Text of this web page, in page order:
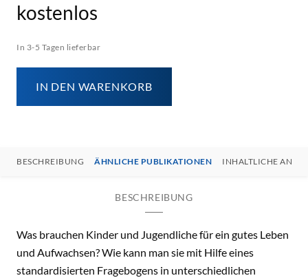
kostenlos
In 3-5 Tagen lieferbar
IN DEN WARENKORB
BESCHREIBUNG ÄHNLICHE PUBLIKATIONEN INHALTLICHE
BESCHREIBUNG
Was brauchen Kinder und Jugendliche für ein gutes Leben
und Aufwachsen? Wie kann man sie mit Hilfe eines
standardisierten Fragebogens in unterschiedlichen